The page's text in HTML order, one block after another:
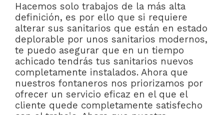
Hacemos solo trabajos de la más alta
definición, es por ello que si requiere
alterar sus sanitarios que están en estado
deplorable por unos sanitarios modernos,
te puedo asegurar que en un tiempo
achicado tendrás tus sanitarios nuevos
completamente instalados. Ahora que
nuestros fontaneros nos priorizamos por
ofrecer un servicio eficaz en el que el
cliente quede completamente satisfecho